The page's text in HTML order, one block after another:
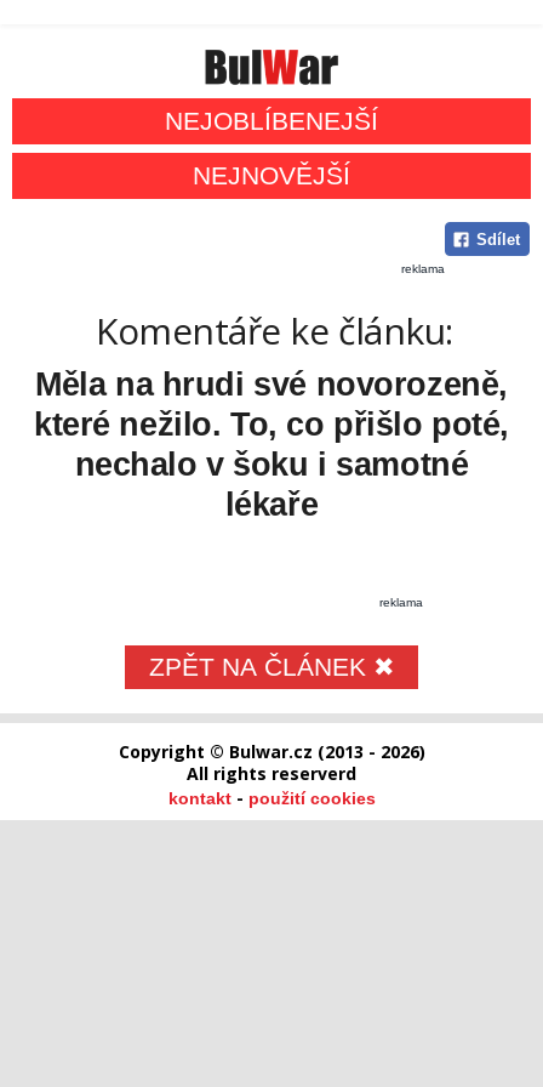
NEJOBLÍBENEJŠÍ
NEJNOVĚJŠÍ
Sdílet
reklama
Komentáře ke článku:
Měla na hrudi své novorozeně,
které nežilo. To, co přišlo poté,
nechalo v šoku i samotné
lékaře
reklama
ZPĚT NA ČLÁNEK ✖
Copyright © Bulwar.cz (2013 - 2026)
All rights reserverd
kontakt- použití cookies